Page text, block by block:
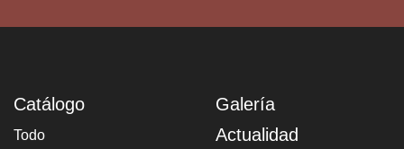
Catálogo
Todo
Galería
Actualidad